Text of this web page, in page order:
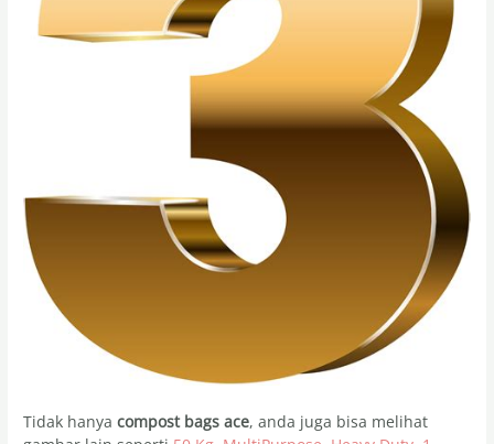
Tidak hanyacompost bags ace, anda juga bisa melihat